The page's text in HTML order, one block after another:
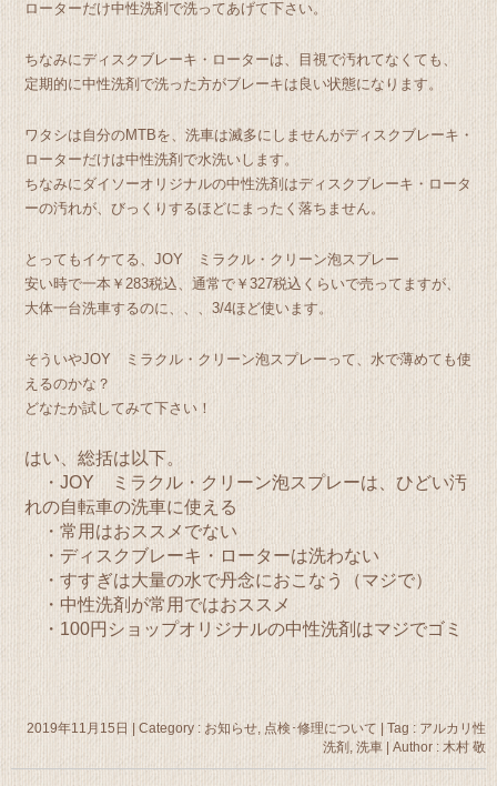
ローターだけ中性洗剤で洗ってあげて下さい。
ちなみにディスクブレーキ・ローターは、目視で汚れてなくても、
定期的に中性洗剤で洗った方がブレーキは良い状態になります。
ワタシは自分のMTBを、洗車は滅多にしませんがディスクブレーキ・
ローターだけは中性洗剤で水洗いします。
ちなみにダイソーオリジナルの中性洗剤はディスクブレーキ・ロータ
ーの汚れが、びっくりするほどにまったく落ちません。
とってもイケてる、JOY ミラクル・クリーン泡スプレー
安い時で一本￥283税込、通常で￥327税込くらいで売ってますが、
大体一台洗車するのに、、、3/4ほど使います。
そういやJOY ミラクル・クリーン泡スプレーって、水で薄めても使
えるのかな？
どなたか試してみて下さい！
はい、総括は以下。
・JOY ミラクル・クリーン泡スプレーは、ひどい汚
れの自転車の洗車に使える
・常用はおススメでない
・ディスクブレーキ・ローターは洗わない
・すすぎは大量の水で丹念におこなう（マジで）
・中性洗剤が常用ではおススメ
・100円ショップオリジナルの中性洗剤はマジでゴミ
2019年11月15日 Category : お知らせ, 点検･修理について Tag : アルカリ性
洗剤 , 洗車 Author : 木村 敬